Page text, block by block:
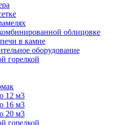
облицовке
в камне
оборудование
горелкой
12 м3
16 м3
20 м3
горелкой